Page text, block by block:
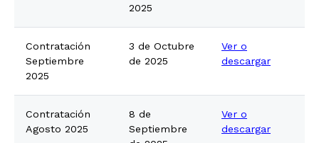
2025
Contratación
Septiembre
2025
3 de Octubre
de 2025
Ver o
descargar
Contratación
Agosto 2025
8 de
Septiembre
Ver o
descargar